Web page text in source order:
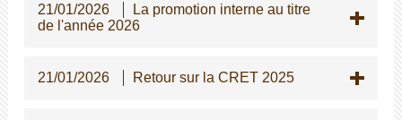
21/01/2026
La promotion interne au titre
de l'année 2026
21/01/2026 Retour sur la CRET 2025